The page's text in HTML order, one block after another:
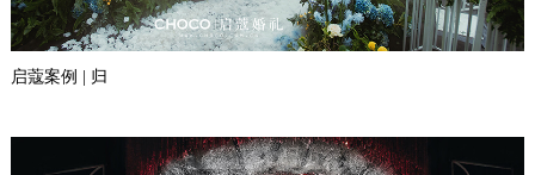
启蔻案例 | 归